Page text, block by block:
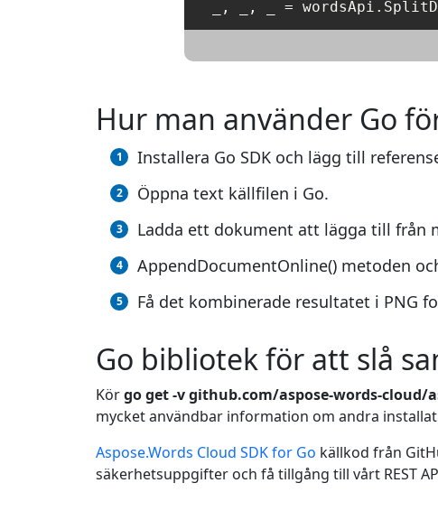
Hur man använder Go
Installera Go SDK och lägg till
Öppna text källfilen i Go.
Ladda ett dokument att lägga till från
AppendDocumentOnline() metoden
Få det kombinerade resultatet i PNG
Go bibliotek för att slå
Körgo get -v github.com/aspose-words-cloud/
mycket användbar information om andra
Aspose.Words Cloud SDK for Go källkod från
säkerhetsuppgifter och få tillgång till vårt REST